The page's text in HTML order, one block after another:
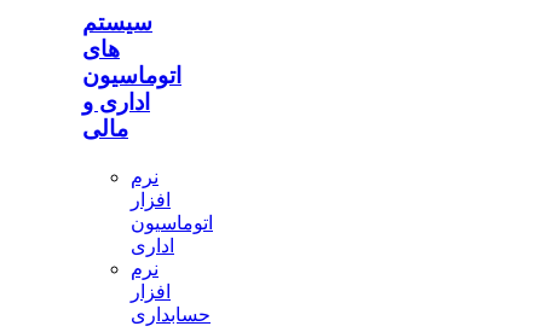
سیستم
های
اتوماسیون
اداری و
مالی
نرم
افزار
اتوماسیون
اداری
نرم
افزار
حسابداری